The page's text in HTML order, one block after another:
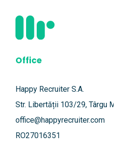
Office
Happy Recruiter S.A.
Str. Libertății 103/29, Târgu
office@happyrecruiter.com
RO27016351